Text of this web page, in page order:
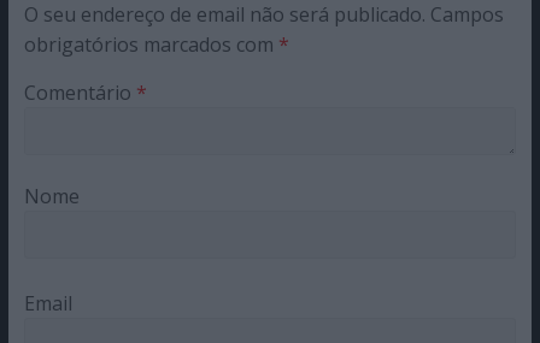
O seu endereço de email não será publicado. Campos
obrigatórios marcados com *
Comentário *
Nome
Email